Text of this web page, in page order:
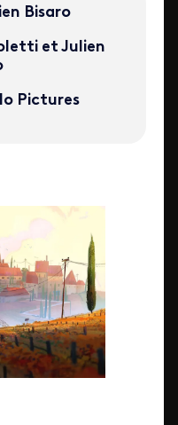
Bisaro
et Julien
Pictures